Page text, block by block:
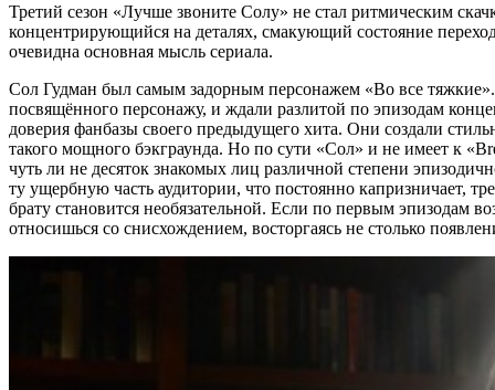
Третий сезон «Лучше звоните Солу» не стал ритмическим
концентрирующийся на деталях, смакующий состояние
очевидна основная мысль сериала.
Сол Гудман был самым задорным персонажем «Во все
посвящённого персонажу, и ждали разлитой по эпизодам
доверия фанбазы своего предыдущего хита. Они создали
такого мощного бэкграунда. Но по сути «Сол» и не имеет к
чуть ли не десяток знакомых лиц различной степени
ту ущербную часть аудитории, что постоянно капризничает,
брату становится необязательной. Если по первым эпизодам
относишься со снисхождением, восторгаясь не столько